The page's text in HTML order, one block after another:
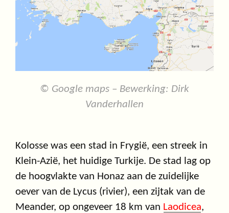
© Google maps – Bewerking: Dirk
Vanderhallen
Kolosse was een stad in Frygië, een streek in
Klein-Azië, het huidige Turkije. De stad lag op
de hoogvlakte van Honaz aan de zuidelijke
oever van de Lycus (rivier), een zijtak van de
Meander, op ongeveer 18 km van Laodicea,